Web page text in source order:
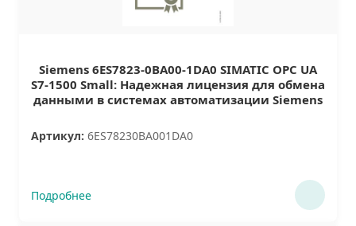
Siemens 6ES7823-0BA00-1DA0 SIMATIC OPC UA
S7-1500 Small: Надежная лицензия для обмена
данными в системах автоматизации Siemens
Артикул: 6ES78230BA001DA0
Подробнее